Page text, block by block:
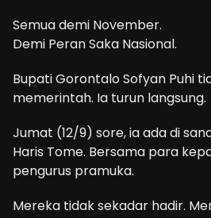
Semua demi November.
Demi Peran Saka Nasional.
Bupati Gorontalo Sofyan Puhi
memerintah. Ia turun langsung.
Jumat (12/9) sore, ia ada di
Haris Tome. Bersama para
pengurus pramuka.
Mereka tidak sekadar hadir.